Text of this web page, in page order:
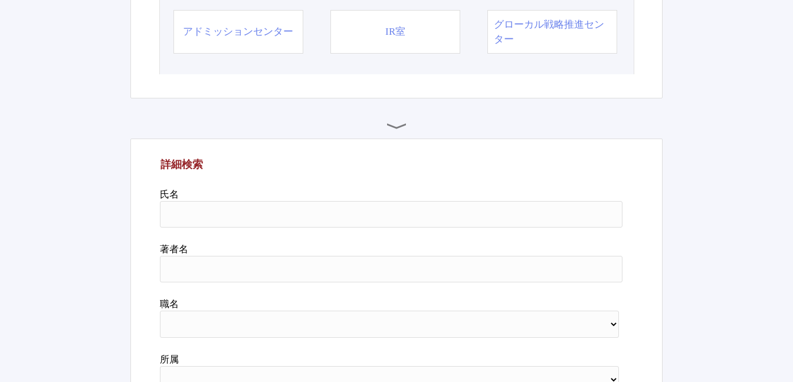
アドミッションセンター IR室
グローカル戦略推進セン
ター
詳細検索
氏名
著者名
職名
所属